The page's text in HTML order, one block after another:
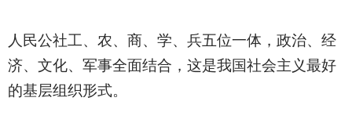
人民公社工、农、商、学、兵五位一体，政治、经
济、文化、军事全面结合，这是我国社会主义最好
的基层组织形式。